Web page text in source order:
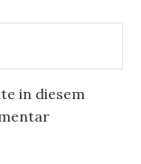
in diesem